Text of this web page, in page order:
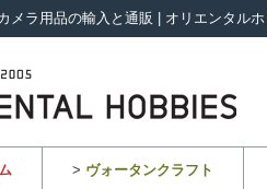
メラ用品の輸入と通販 | オリエンタルホ
> ヴォータンクラフト